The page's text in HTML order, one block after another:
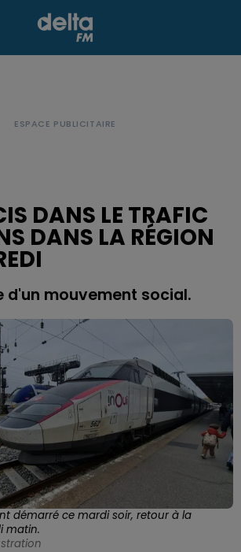
DANS LE TRAFIC
DANS LA RÉGION
d'un mouvement social.
démarré ce mardi soir, retour à la
matin.